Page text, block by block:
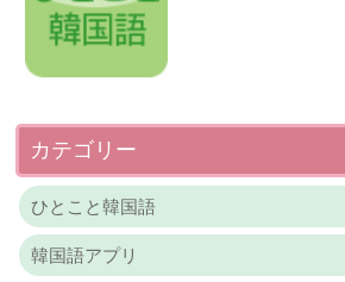
カテゴリー
ひとこと韓国語
韓国語アプリ